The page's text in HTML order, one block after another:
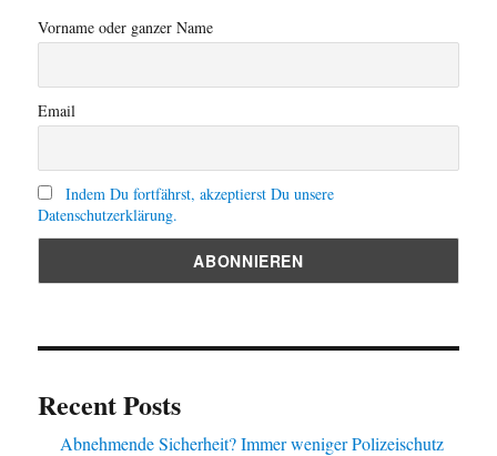
Vorname oder ganzer Name
Email
Indem Du fortfährst, akzeptierst Du unsere
Datenschutzerklärung.
Recent Posts
Abnehmende Sicherheit? Immer weniger Polizeischutz